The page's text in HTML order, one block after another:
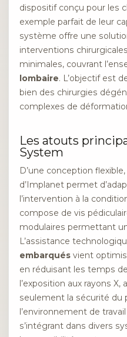
dispositif conçu pour les
exemple parfait de leur
système offre une
interventions
minimales, couvrant
lombaire. L’objectif est
bien des chirurgies
complexes de
Les atouts
System
D’une conception
d’Implanet permet
l’intervention à la
compose de vis
modulaires permettant
L’assistance
embarqués vient
en réduisant les temps
l’exposition aux rayons X,
seulement la sécurité du
l’environnement de
s’intégrant dans divers